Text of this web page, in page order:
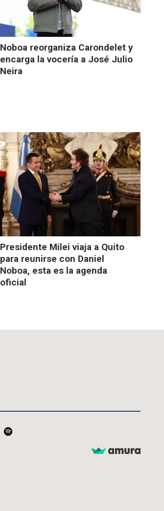
Noboa reorganiza Carondelet y
encarga la vocería a José Julio
Neira
Presidente Milei viaja a Quito
para reunirse con Daniel
Noboa, esta es la agenda
oficial